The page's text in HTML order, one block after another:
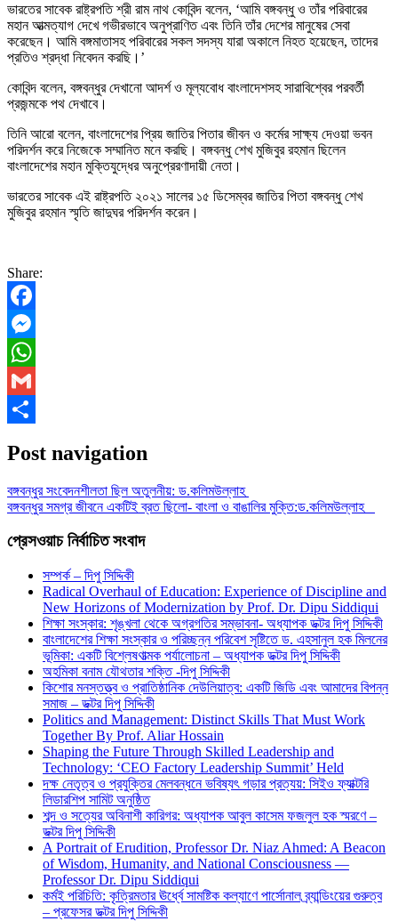
ভারতের সাবেক রাষ্ট্রপতি শ্রী রাম নাথ কোবিন্দ বলেন, ‘আমি বঙ্গবন্ধু ও তাঁর পরিবারের
মহান আত্মত্যাগ দেখে গভীরভাবে অনুপ্রাণিত এবং তিনি তাঁর দেশের মানুষের সেবা
করেছেন। আমি বঙ্গমাতাসহ পরিবারের সকল সদস্য যারা অকালে নিহত হয়েছেন, তাদের
প্রতিও শ্রদ্ধা নিবেদন করছি।’
কোবিন্দ বলেন, বঙ্গবন্ধুর দেখানো আদর্শ ও মূল্যবোধ বাংলাদেশসহ সারাবিশ্বের পরবর্তী
প্রজন্মকে পথ দেখাবে।
তিনি আরো বলেন, বাংলাদেশের প্রিয় জাতির পিতার জীবন ও কর্মের সাক্ষ্য দেওয়া ভবন
পরিদর্শন করে নিজেকে সম্মানিত মনে করছি। বঙ্গবন্ধু শেখ মুজিবুর রহমান ছিলেন
বাংলাদেশের মহান মুক্তিযুদ্ধের অনুপ্রেরণাদায়ী নেতা।
ভারতের সাবেক এই রাষ্ট্রপতি ২০২১ সালের ১৫ ডিসেম্বর জাতির পিতা বঙ্গবন্ধু শেখ
মুজিবুর রহমান স্মৃতি জাদুঘর পরিদর্শন করেন।
Share:
Facebook
Messenger
WhatsApp
Gmail
Post navigation
বঙ্গবন্ধুর সংবেদনশীলতা ছিল অতুলনীয়: ড.কলিমউল্লাহ
বঙ্গবন্ধুর সমগ্র জীবনে একটিই ব্রত ছিলো- বাংলা ও বাঙালির মুক্তি:ড.কলিমউল্লাহ
প্রেসওয়াচ নির্বাচিত সংবাদ
সম্পর্ক – দিপু সিদ্দিকী
Radical Overhaul of Education: Experience of Discipline and
New Horizons of Modernization by Prof. Dr. Dipu Siddiqui
শিক্ষা সংস্কার: শৃঙ্খলা থেকে অগ্রগতির সম্ভাবনা- অধ্যাপক ডক্টর দিপু সিদ্দিকী
বাংলাদেশের শিক্ষা সংস্কার ও পরিচ্ছন্ন পরিবেশ সৃষ্টিতে ড. এহসানুল হক মিলনের
ভূমিকা: একটি বিশ্লেষণাত্মক পর্যালোচনা – অধ্যাপক ডক্টর দিপু সিদ্দিকী
অহমিকা বনাম যৌথতার শক্তি -দিপু সিদ্দিকী
কিশোর মনস্তত্ত্ব ও প্রাতিষ্ঠানিক দেউলিয়াত্ব: একটি জিডি এবং আমাদের বিপন্ন
সমাজ – ডক্টর দিপু সিদ্দিকী
Politics and Management: Distinct Skills That Must Work
Together By Prof. Aliar Hossain
Shaping the Future Through Skilled Leadership and
Technology: ‘CEO Factory Leadership Summit’ Held
দক্ষ নেতৃত্ব ও প্রযুক্তির মেলবন্ধনে ভবিষ্যৎ গড়ার প্রত্যয়: সিইও ফ্যাক্টরি
লিডারশিপ সামিট অনুষ্ঠিত
শব্দ ও সত্যের অবিনাশী কারিগর: অধ্যাপক আবুল কাসেম ফজলুল হক স্মরণে –
ডক্টর দিপু সিদ্দিকী
A Portrait of Erudition, Professor Dr. Niaz Ahmed: A Beacon
of Wisdom, Humanity, and National Consciousness —
Professor Dr. Dipu Siddiqui
কর্মই পরিচিতি: কৃত্রিমতার ঊর্ধ্বে সামষ্টিক কল্যাণে পার্সোনাল ব্র্যান্ডিংয়ের গুরুত্ব
– প্রফেসর ডক্টর দিপু সিদ্দিকী